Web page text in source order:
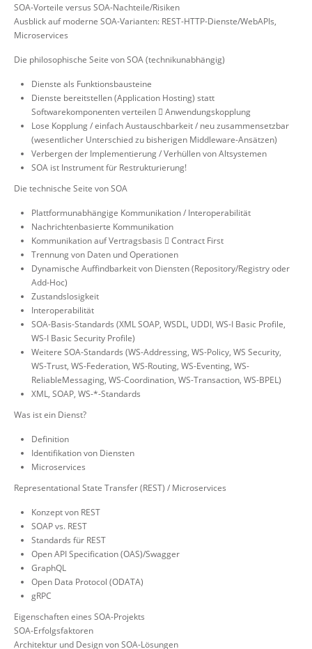
SOA-Vorteile versus SOA-Nachteile/Risiken
Ausblick auf moderne SOA-Varianten: REST-HTTP-Dienste/WebAPIs,
Microservices
Die philosophische Seite von SOA (technikunabhängig)
Dienste als Funktionsbausteine
Dienste bereitstellen (Application Hosting) statt
Softwarekomponenten verteilen  Anwendungskopplung
Lose Kopplung / einfach Austauschbarkeit / neu zusammensetzbar
(wesentlicher Unterschied zu bisherigen Middleware-Ansätzen)
Verbergen der Implementierung / Verhüllen von Altsystemen
SOA ist Instrument für Restrukturierung!
Die technische Seite von SOA
Plattformunabhängige Kommunikation / Interoperabilität
Nachrichtenbasierte Kommunikation
Kommunikation auf Vertragsbasis  Contract First
Trennung von Daten und Operationen
Dynamische Auffindbarkeit von Diensten (Repository/Registry oder
Add-Hoc)
Zustandslosigkeit
Interoperabilität
SOA-Basis-Standards (XML SOAP, WSDL, UDDI, WS-I Basic Profile,
WS-I Basic Security Profile)
Weitere SOA-Standards (WS-Addressing, WS-Policy, WS Security,
WS-Trust, WS-Federation, WS-Routing, WS-Eventing, WS-
ReliableMessaging, WS-Coordination, WS-Transaction, WS-BPEL)
XML, SOAP, WS-*-Standards
Was ist ein Dienst?
Definition
Identifikation von Diensten
Microservices
Representational State Transfer (REST) / Microservices
Konzept von REST
SOAP vs. REST
Standards für REST
Open API Specification (OAS)/Swagger
GraphQL
Open Data Protocol (ODATA)
gRPC
Eigenschaften eines SOA-Projekts
SOA-Erfolgsfaktoren
Architektur und Design von SOA-Lösungen